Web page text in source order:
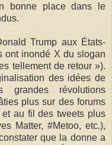
bonne place dans le
Trump aux États-
ont inondé X du slogan
tellement de retour »).
des idées de
révolutions
plus sur des forums
au fil des tweets plus
Matter, #Metoo, etc.),
que la donne a